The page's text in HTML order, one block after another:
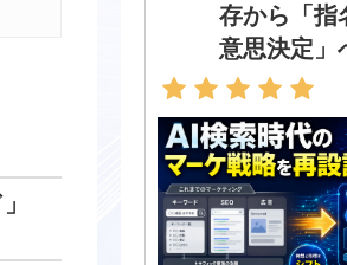
存から「指
意思決定」